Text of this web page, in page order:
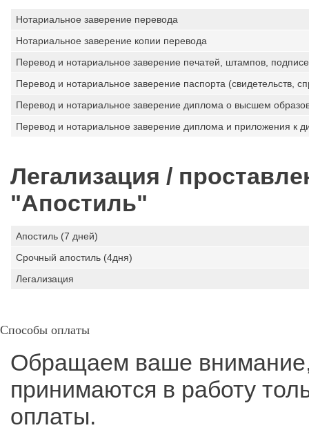
Нотариальное заверение перевода
Нотариальное заверение копии перевода
Перевод и нотариальное заверение печатей, штампов,
Перевод и нотариальное заверение паспорта (свидетельств,
Перевод и нотариальное заверение диплома о высшем
Перевод и нотариальное заверение диплома и приложения к
Легализация /
"Апостиль"
Апостиль (7 дней)
Срочный апостиль (4дня)
Легализация
Способы оплаты
Обращаем ваше внимание,
принимаются в работу
оплаты.